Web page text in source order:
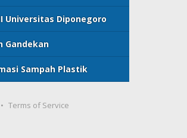
Universitas Diponegoro
Gandekan
Sampah Plastik
Terms of Service